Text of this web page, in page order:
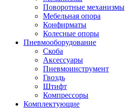
Поворотные механизмы
Мебельная опора
Конфирматы
Колесные опоры
Пневмооборудование
Скоба
Аксессуары
Пневмоинструмент
Гвоздь
Штифт
Компрессоры
Комплектующие